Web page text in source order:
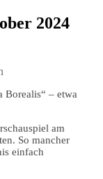
2024
Borealis“ – etwa
am
So mancher
einfach